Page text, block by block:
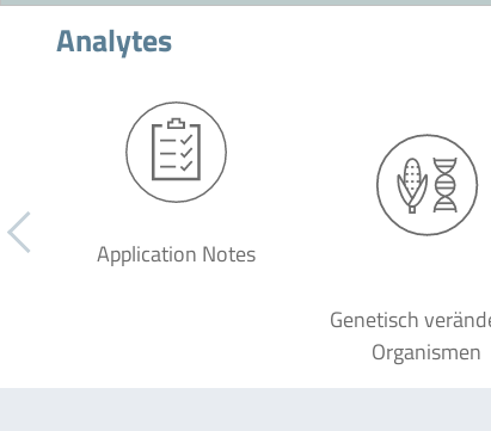
Analytes
Application Notes
Genetisch
Organismen